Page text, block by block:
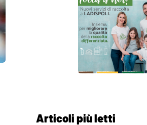
Articoli più letti